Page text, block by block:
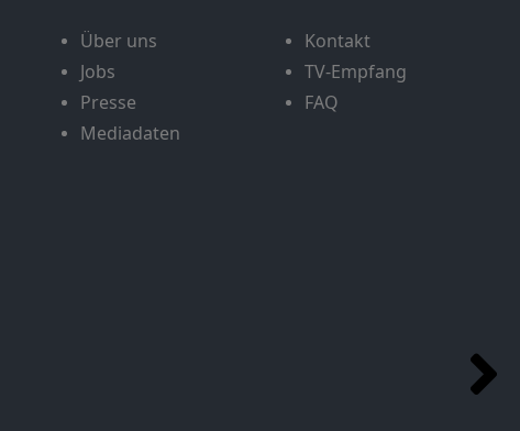
Über uns
Jobs
Presse
Mediadaten
Kontakt
TV-Empfang
FAQ